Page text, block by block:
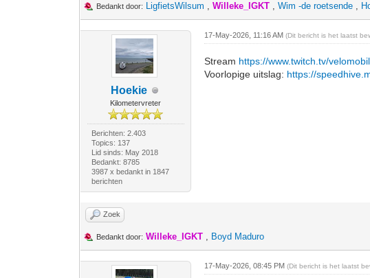
Bedankt door: LigfietsWilsum ,Willeke_IGKT ,Wim -de roetsende ,
Hoekie
Kilometervreter
Berichten: 2.403
Topics: 137
Lid sinds: May 2018
Bedankt: 8785
3987 x bedankt in 1847
berichten
17-May-2026, 11:16 AM(Dit bericht is het laatst
Stream https://www.twitch.tv/
Voorlopige uitslag: https://
Zoek
Bedankt door: Willeke_IGKT , Boyd Maduro
17-May-2026, 08:45 PM(Dit bericht is het laatst